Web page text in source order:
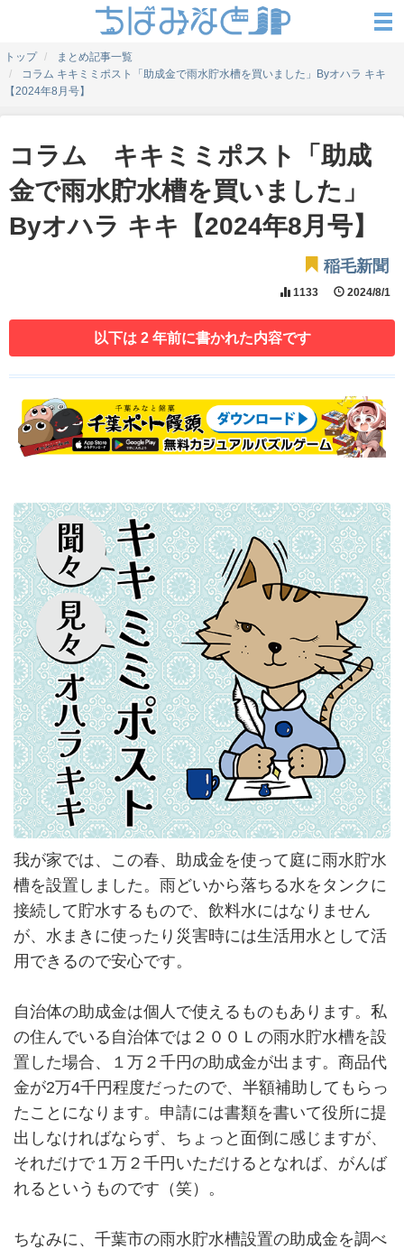
トップ
まとめ記事一覧
コラム キキミミポスト「助成金で雨水貯水槽を買いました」Byオハラ キキ
【2024年8月号】
コラム キキミミポスト「助成
金で雨水貯水槽を買いました」
Byオハラ キキ【2024年8月号】
稲毛新聞
1133 2024/8/1
以下は 2 年前に書かれた内容です
我が家では、この春、助成金を使って庭に雨水貯水
槽を設置しました。雨どいから落ちる水をタンクに
接続して貯水するもので、飲料水にはなりません
が、水まきに使ったり災害時には生活用水として活
用できるので安心です。
自治体の助成金は個人で使えるものもあります。私
の住んでいる自治体では２００Ｌの雨水貯水槽を設
置した場合、１万２千円の助成金が出ます。商品代
金が2万4千円程度だったので、半額補助してもらっ
たことになります。申請には書類を書いて役所に提
出しなければならず、ちょっと面倒に感じますが、
それだけで１万２千円いただけるとなれば、がんば
れるというものです（笑）。
ちなみに、千葉市の雨水貯水槽設置の助成金を調べ